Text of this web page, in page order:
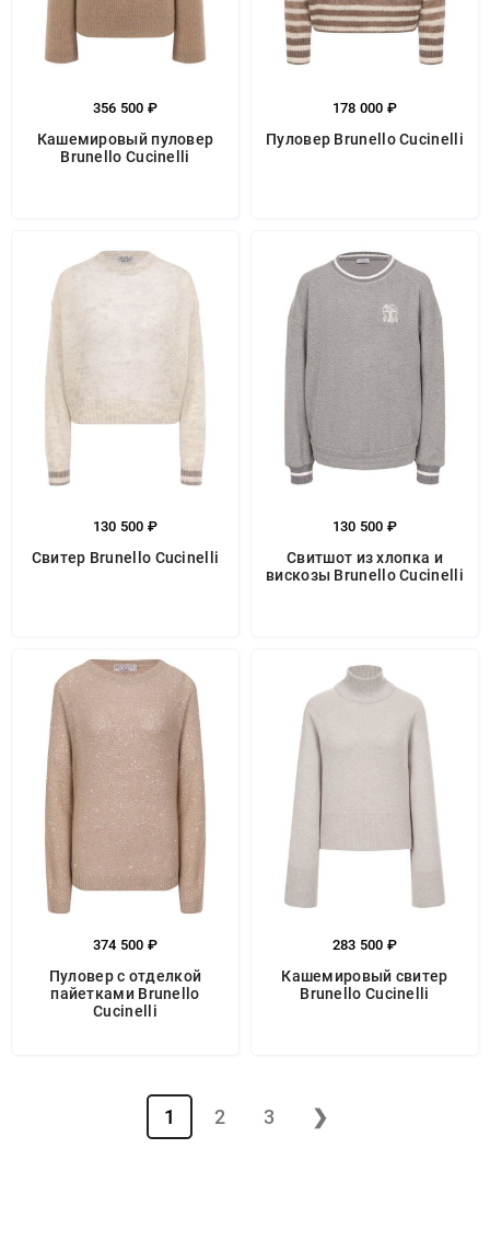
356 500 ₽
Кашемировый пуловер
Brunello Cucinelli
178 000 ₽
Пуловер Brunello Cucinelli
130 500 ₽
Свитер Brunello Cucinelli
130 500 ₽
Свитшот из хлопка и
вискозы Brunello Cucinelli
374 500 ₽
Пуловер с отделкой
пайетками Brunello
Cucinelli
283 500 ₽
Кашемировый свитер
Brunello Cucinelli
1 2 3 ❯